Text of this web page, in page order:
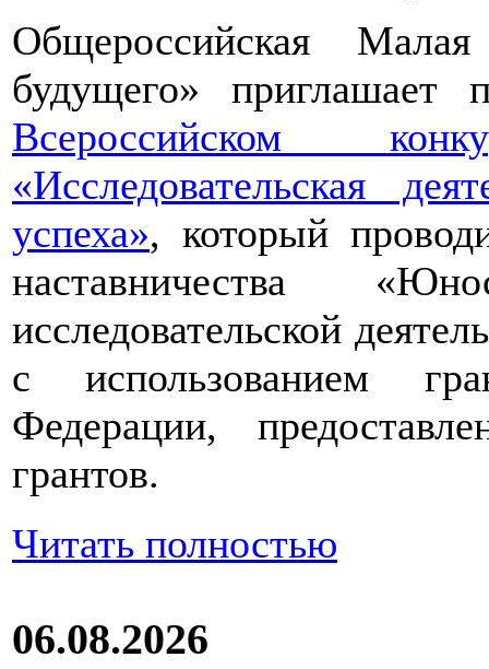
Общероссийская
будущего» приглашает
Всероссийском
«Исследовательская
успеха», который
наставничества
исследовательской
с использованием
Федерации,
грантов.
Читать полностью
06.08.2026